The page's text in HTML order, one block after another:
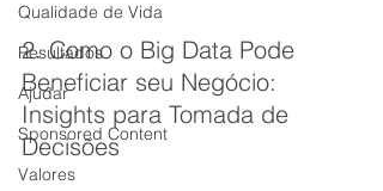
Qualidade de Vida
Resultados
Ajudar
Sponsored Content
Valores
2. Como o Big Data Pode
Beneficiar seu Negócio:
Insights para Tomada de
Decisões